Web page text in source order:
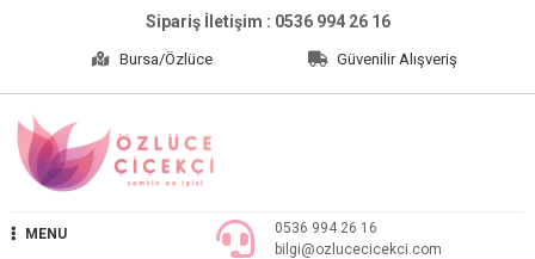
Sipariş İletişim : 0536 994 26 16
Bursa/Özlüce Güvenilir Alışveriş
Özlüce Çiçekçi
MENU
0536 994 26 16
bilgi@ozlucecicekci.com